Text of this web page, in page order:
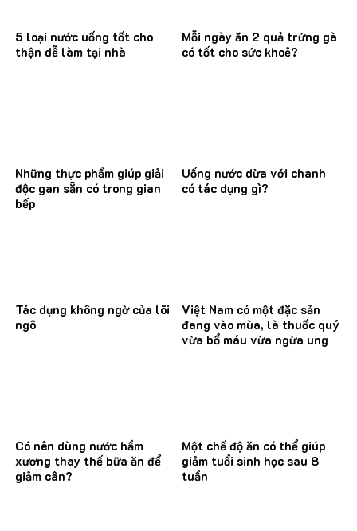
5 loại nước uống tốt cho
thận dễ làm tại nhà
Mỗi ngày ăn 2 quả trứng gà
có tốt cho sức khoẻ?
Những thực phẩm giúp giải
độc gan sẵn có trong gian
bếp
Uống nước dừa với chanh
có tác dụng gì?
Tác dụng không ngờ của lõi
ngô
Việt Nam có một đặc sản
đang vào mùa, là thuốc quý
vừa bổ máu vừa ngừa ung
Có nên dùng nước hầm
xương thay thế bữa ăn để
giảm cân?
Một chế độ ăn có thể giúp
giảm tuổi sinh học sau 8
tuần